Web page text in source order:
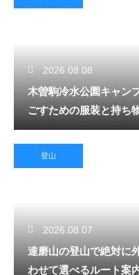
2026.08.08
木曽駒冷水公園キャン
ごすための服装と持ち
登山
2026.08.07
達磨山の登山で絶対に
わせて選べるルート案